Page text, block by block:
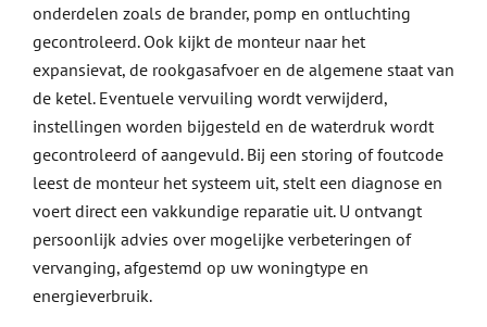
onderdelen zoals de brander, pomp en ontluchting
gecontroleerd. Ook kijkt de monteur naar het
expansievat, de rookgasafvoer en de algemene staat van
de ketel. Eventuele vervuiling wordt verwijderd,
instellingen worden bijgesteld en de waterdruk wordt
gecontroleerd of aangevuld. Bij een storing of foutcode
leest de monteur het systeem uit, stelt een diagnose en
voert direct een vakkundige reparatie uit. U ontvangt
persoonlijk advies over mogelijke verbeteringen of
vervanging, afgestemd op uw woningtype en
energieverbruik.